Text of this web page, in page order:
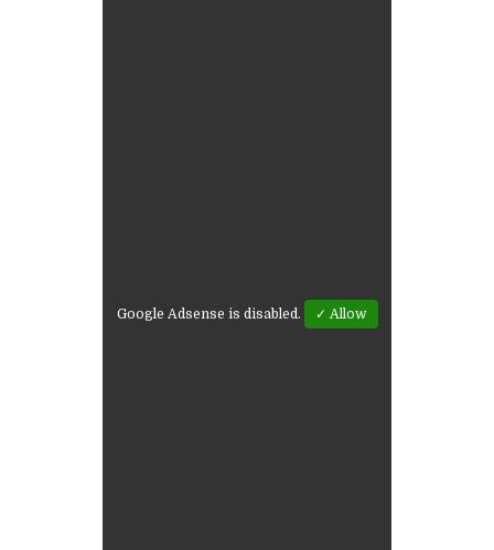
Google Adsense is disabled. ✓ Allow